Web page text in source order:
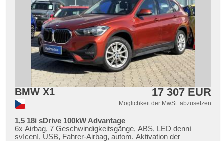
BMW X1 17 307 EUR
Möglichkeit der MwSt. abzusetzen
1,5 18i sDrive 100kW Advantage
6x Airbag, 7 Geschwindigkeitsgänge, ABS, LED denní
svícení, USB, Fahrer-Airbag, autom. Aktivation der